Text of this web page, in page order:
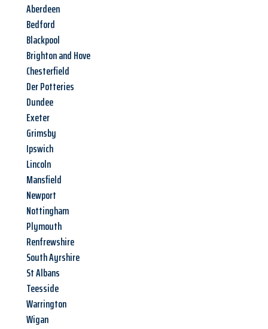
Aberdeen
Bedford
Blackpool
Brighton and Hove
Chesterfield
Der Potteries
Dundee
Exeter
Grimsby
Ipswich
Lincoln
Mansfield
Newport
Nottingham
Plymouth
Renfrewshire
South Ayrshire
St Albans
Teesside
Warrington
Wigan